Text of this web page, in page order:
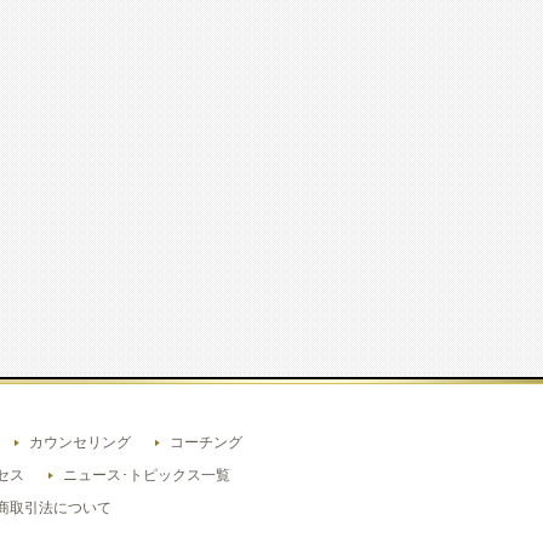
カウンセリング
コーチング
ス
ニュース･トピックス一覧
取引法について